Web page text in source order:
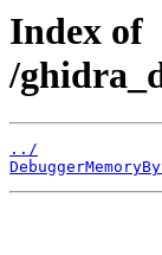
Index of
/
../